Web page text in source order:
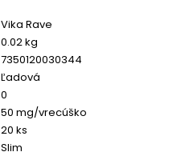
Vika Rave
0.02 kg
7350120030344
Ľadová
0
50 mg/vrecúško
20 ks
Slim